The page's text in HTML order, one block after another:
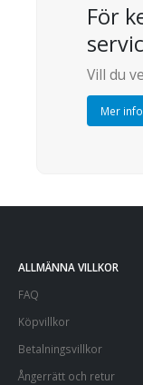
För
Vill du
Mer
ALLMÄNNA VILLKOR
FAQ
Köpvillkor
Betalningsvillkor
Ångerrätt och retur